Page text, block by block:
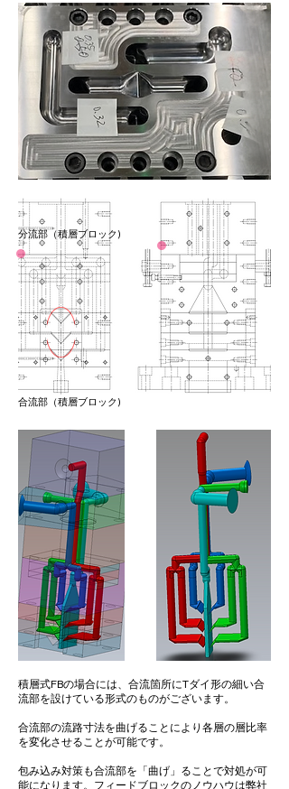
分流部（積層ブロック)
合流部（積層ブロック)
積層式FBの場合には、合流箇所にTダイ形の細い合
流部を設けている形式のものがございます。
合流部の流路寸法を曲げることにより各層の層比率
を変化させることが可能です。
包み込み対策も合流部を「曲げ」ることで対処が可
能になります。フィードブロックのノウハウは弊社